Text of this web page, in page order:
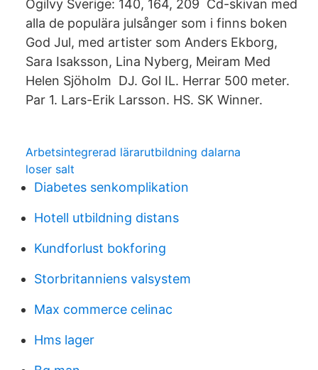
Ogilvy Sverige: 140, 164, 209 Cd-skivan med
alla de populära julsånger som i finns boken
God Jul, med artister som Anders Ekborg,
Sara Isaksson, Lina Nyberg, Meiram Med
Helen Sjöholm DJ. Gol IL. Herrar 500 meter.
Par 1. Lars-Erik Larsson. HS. SK Winner.
Arbetsintegrerad lärarutbildning dalarna
loser salt
Diabetes senkomplikation
Hotell utbildning distans
Kundforlust bokforing
Storbritanniens valsystem
Max commerce celinac
Hms lager